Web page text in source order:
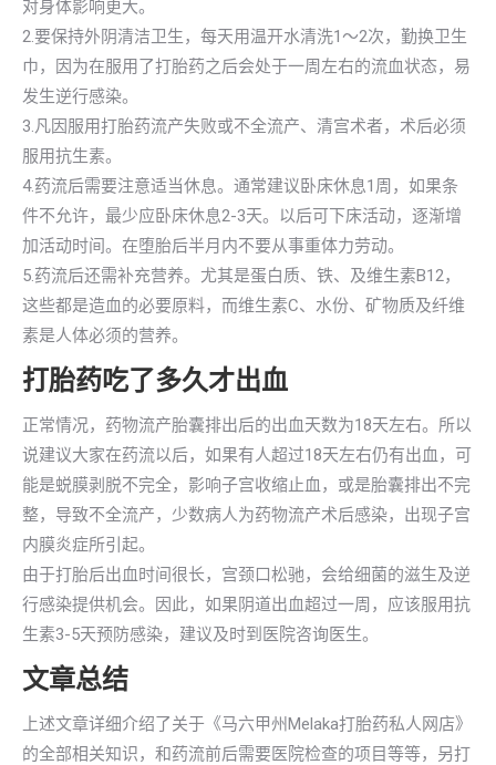
对身体影响更大。
2.要保持外阴清洁卫生，每天用温开水清洗1～2次，勤换卫生
巾，因为在服用了打胎药之后会处于一周左右的流血状态，易
发生逆行感染。
3.凡因服用打胎药流产失败或不全流产、清宫术者，术后必须
服用抗生素。
4.药流后需要注意适当休息。通常建议卧床休息1周，如果条
件不允许，最少应卧床休息2-3天。以后可下床活动，逐渐增
加活动时间。在堕胎后半月内不要从事重体力劳动。
5.药流后还需补充营养。尤其是蛋白质、铁、及维生素B12，
这些都是造血的必要原料，而维生素C、水份、矿物质及纤维
素是人体必须的营养。
打胎药吃了多久才出血
正常情况，药物流产胎囊排出后的出血天数为18天左右。所以
说建议大家在药流以后，如果有人超过18天左右仍有出血，可
能是蜕膜剥脱不完全，影响子宫收缩止血，或是胎囊排出不完
整，导致不全流产，少数病人为药物流产术后感染，出现子宫
内膜炎症所引起。
由于打胎后出血时间很长，宫颈口松驰，会给细菌的滋生及逆
行感染提供机会。因此，如果阴道出血超过一周，应该服用抗
生素3-5天预防感染，建议及时到医院咨询医生。
文章总结
上述文章详细介绍了关于《马六甲州Melaka打胎药私人网店》
的全部相关知识，和药流前后需要医院检查的项目等等，另打